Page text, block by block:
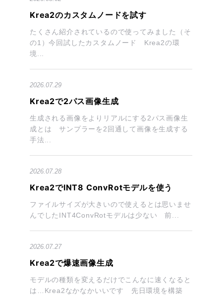
Krea2のカスタムノードを試す
たくさん紹介されているので使ってみました（そ
の1）今回試したカスタムノード Krea2の環
境...
2026.07.29
Krea2で2パス画像生成
生成される画像をよりリアルにする2パス画像生
成とは サンプラーを2回通して画像を生成する
手法...
2026.07.28
Krea2でINT8 ConvRotモデルを使う
ファイルサイズが大きいので使えるとは思いませ
んでしたINT4ConvRotモデルは少ない 前...
2026.07.27
Krea2で爆速画像生成
モデルの種類を変えるだけでこんなに速くなると
は…Krea2なかなかいいです 先日環境を構築